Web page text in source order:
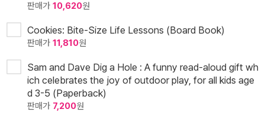
판매가 10,620원
Cookies: Bite-Size Life Lessons (Board Book)
판매가 11,810원
Sam and Dave Dig a Hole : A funny read-aloud gift wh
ich celebrates the joy of outdoor play, for all kids age
d 3-5 (Paperback)
판매가 7,200원